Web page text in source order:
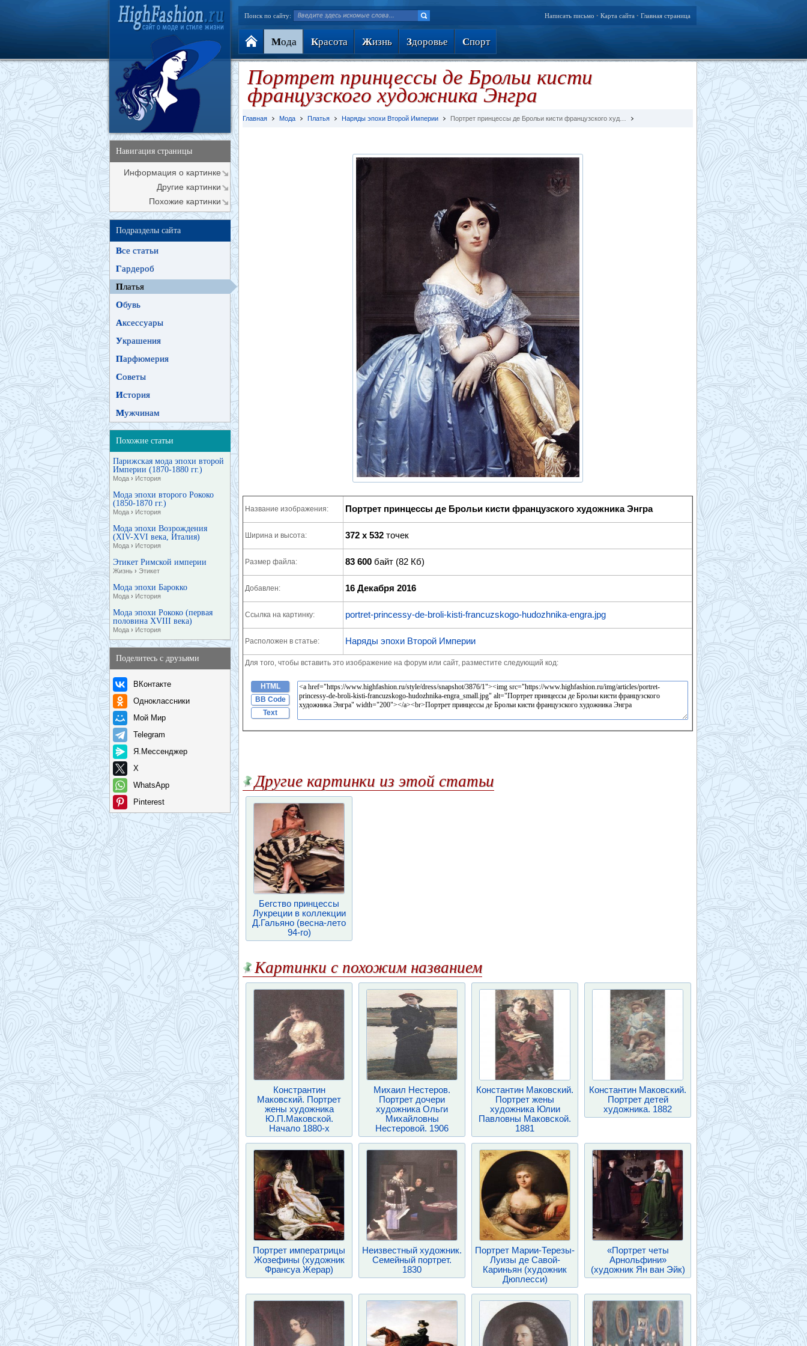
Поиск по сайту: Написать письмо • Карта сайта • Главная страница
Мода Красота Жизнь Здоровье Спорт
Навигация страницы
Информация о картинке
Другие картинки
Похожие картинки
Подразделы сайта
Все статьи
Гардероб
Платья
Обувь
Аксессуары
Украшения
Парфюмерия
Советы
История
Мужчинам
Похожие статьи
Парижская мода эпохи второй
Империи (1870-1880 гг.)
Мода › История
Мода эпохи второго Рококо
(1850-1870 гг.)
Мода › История
Мода эпохи Возрождения
(XIV-XVI века, Италия)
Мода › История
Этикет Римской империи
Жизнь › Этикет
Мода эпохи Барокко
Мода › История
Мода эпохи Рококо (первая
половина XVIII века)
Мода › История
Поделитесь с друзьями
ВКонтакте
Одноклассники
Мой Мир
Telegram
Я.Мессенджер
X
WhatsApp
Pinterest
Портрет принцессы де Брольи кисти
французского художника Энгра
Главная Мода Платья Наряды эпохи Второй Империи Портрет принцессы де Брольи кисти французского худ…
Название изображения: Портрет принцессы де Брольи кисти французского художника Энгра
Ширина и высота: 372 x 532 точек
Размер файла: 83 600 байт (82 Кб)
Добавлен: 16 Декабря 2016
Ссылка на картинку: portret-princessy-de-broli-kisti-francuzskogo-hudozhnika-engra.jpg
Расположен в статье: Наряды эпохи Второй Империи
Для того, чтобы вставить это изображение на форум или сайт, разместите следующий код:
HTML
BB Code
Text
Другие картинки из этой статьи
Бегство принцессы
Лукреции в коллекции
Д.Гальяно (весна-лето
94-го)
Картинки с похожим названием
Констрантин
Маковский. Портрет
жены художника
Ю.П.Маковской.
Начало 1880-х
Михаил Нестеров.
Портрет дочери
художника Ольги
Михайловны
Нестеровой. 1906
Константин Маковский.
Портрет жены
художника Юлии
Павловны Маковской.
1881
Константин Маковский.
Портрет детей
художника. 1882
Портрет императрицы
Жозефины (художник
Франсуа Жерар)
Неизвестный художник.
Семейный портрет.
1830
Портрет Марии-Терезы-
Луизы де Савой-
Кариньян (художник
Дюплесси)
«Портрет четы
Арнольфини»
(художник Ян ван Эйк)